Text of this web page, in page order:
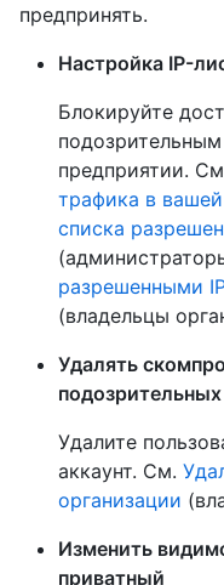
предпринять.
Настройка IP-
Блокируйте
предприятии.
трафика в
списка
разрешенными
(владельцы
Удалять
Удалите
аккаунт. См.
организации
Изменить
приватный